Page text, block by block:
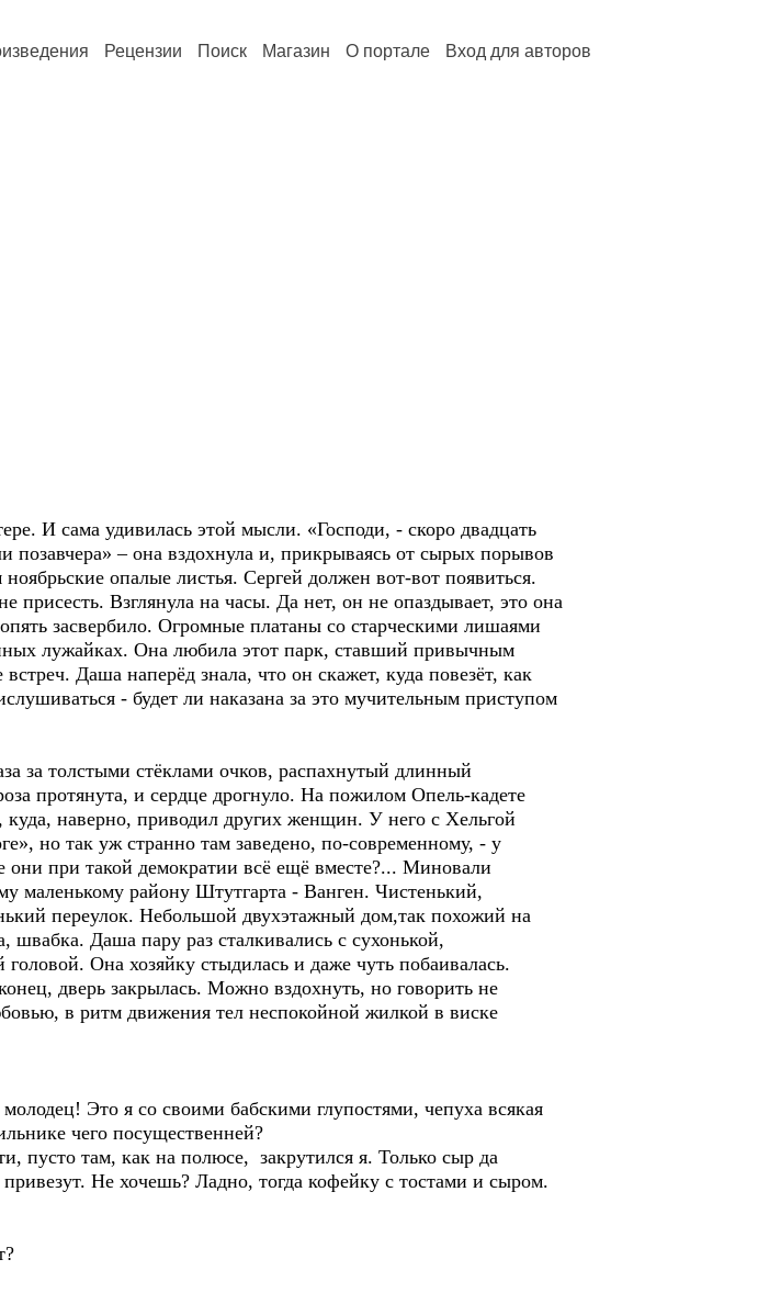
Рецензии Поиск Магазин О портале Вход для авторов
И сама удивилась этой мысли. «Господи, - скоро двадцать
– она вздохнула и, прикрываясь от сырых порывов
опалые листья. Сергей должен вот-вот появиться.
присесть. Взглянула на часы. Да нет, он не опаздывает, это она
засвербило. Огромные платаны со старческими лишаями
лужайках. Она любила этот парк, ставший привычным
Даша наперёд знала, что он скажет, куда повезёт, как
- будет ли наказана за это мучительным приступом
за толстыми стёклами очков, распахнутый длинный
протянута, и сердце дрогнуло. На пожилом Опель-кадете
куда, наверно, приводил других женщин. У него с Хельгой
но так уж странно там заведено, по-современному, - у
при такой демократии всё ещё вместе?... Миновали
маленькому району Штутгарта - Ванген. Чистенький,
переулок. Небольшой двухэтажный дом,так похожий на
швабка. Даша пару раз сталкивались с сухонькой,
Она хозяйку стыдилась и даже чуть побаивалась.
дверь закрылась. Можно вздохнуть, но говорить не
в ритм движения тел неспокойной жилкой в виске
Это я со своими бабскими глупостями, чепуха всякая
чего посущественней?
пусто там, как на полюсе, закрутился я. Только сыр да
Не хочешь? Ладно, тогда кофейку с тостами и сыром.